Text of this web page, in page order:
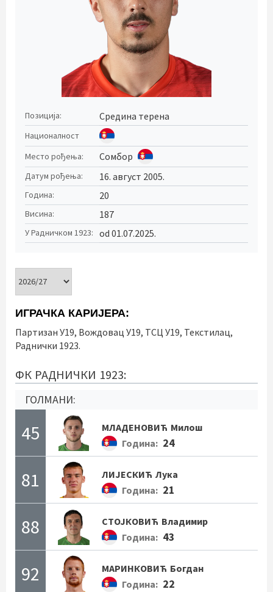
Позиција: Средина терена
Националност
Место рођења:
Сомбор
Датум рођења: 16. август 2005.
Година: 20
Висина: 187
У Радничком 1923: od 01.07.2025.
ИГРАЧКА КАРИЈЕРА:
Партизан У19, Вождовац У19, ТСЦ У19, Текстилац,
Раднички 1923.
ФК РАДНИЧКИ 1923:
ГОЛМАНИ:
45 МЛАДЕНОВИЋ Милош
Година: 24
81 ЛИЈЕСКИЋ Лука
Година: 21
88 СТОЈКОВИЋ Владимир
Година: 43
92 МАРИНКОВИЋ Богдан
Година: 22